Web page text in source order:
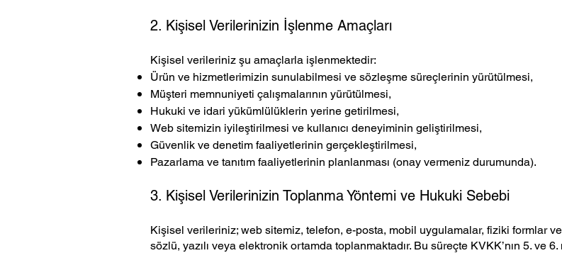
2. Kişisel Verilerinizin İşlenme Amaçları
Kişisel verileriniz şu amaçlarla işlenmektedir:
Ürün ve hizmetlerimizin sunulabilmesi ve sözleşme süreçlerinin yürütülmesi,
Müşteri memnuniyeti çalışmalarının yürütülmesi,
Hukuki ve idari yükümlülüklerin yerine getirilmesi,
Web sitemizin iyileştirilmesi ve kullanıcı deneyiminin geliştirilmesi,
Güvenlik ve denetim faaliyetlerinin gerçekleştirilmesi,
Pazarlama ve tanıtım faaliyetlerinin planlanması (onay vermeniz durumunda).
3. Kişisel Verilerinizin Toplanma Yöntemi ve Hukuki Sebebi
Kişisel verileriniz; web sitemiz, telefon, e-posta, mobil uygulamalar, fiziki formlar
sözlü, yazılı veya elektronik ortamda toplanmaktadır. Bu süreçte KVKK’nın 5. ve